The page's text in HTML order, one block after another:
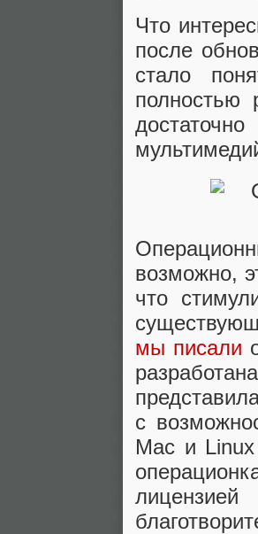
Что
после
стало
полностью
возможно,
что
мы писали
с
Mac и